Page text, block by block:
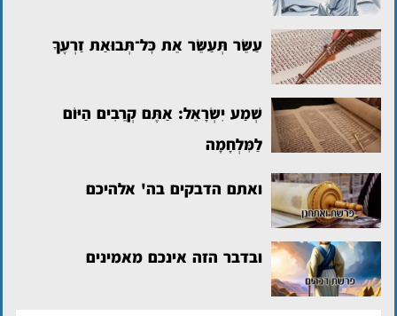
עַשֵּׂר תְּעַשֵּׂר אֵת כׇּל־תְּבוּאַת זַרְעֶךָ
שְׁמַע יִשְׂרָאֵל: אַתֶּם קְרֵבִים הַיּוֹם
לַמִּלְחָמָה
ואתם הדבקים בה' אלהיכם
ובדבר הזה אינכם מאמינים